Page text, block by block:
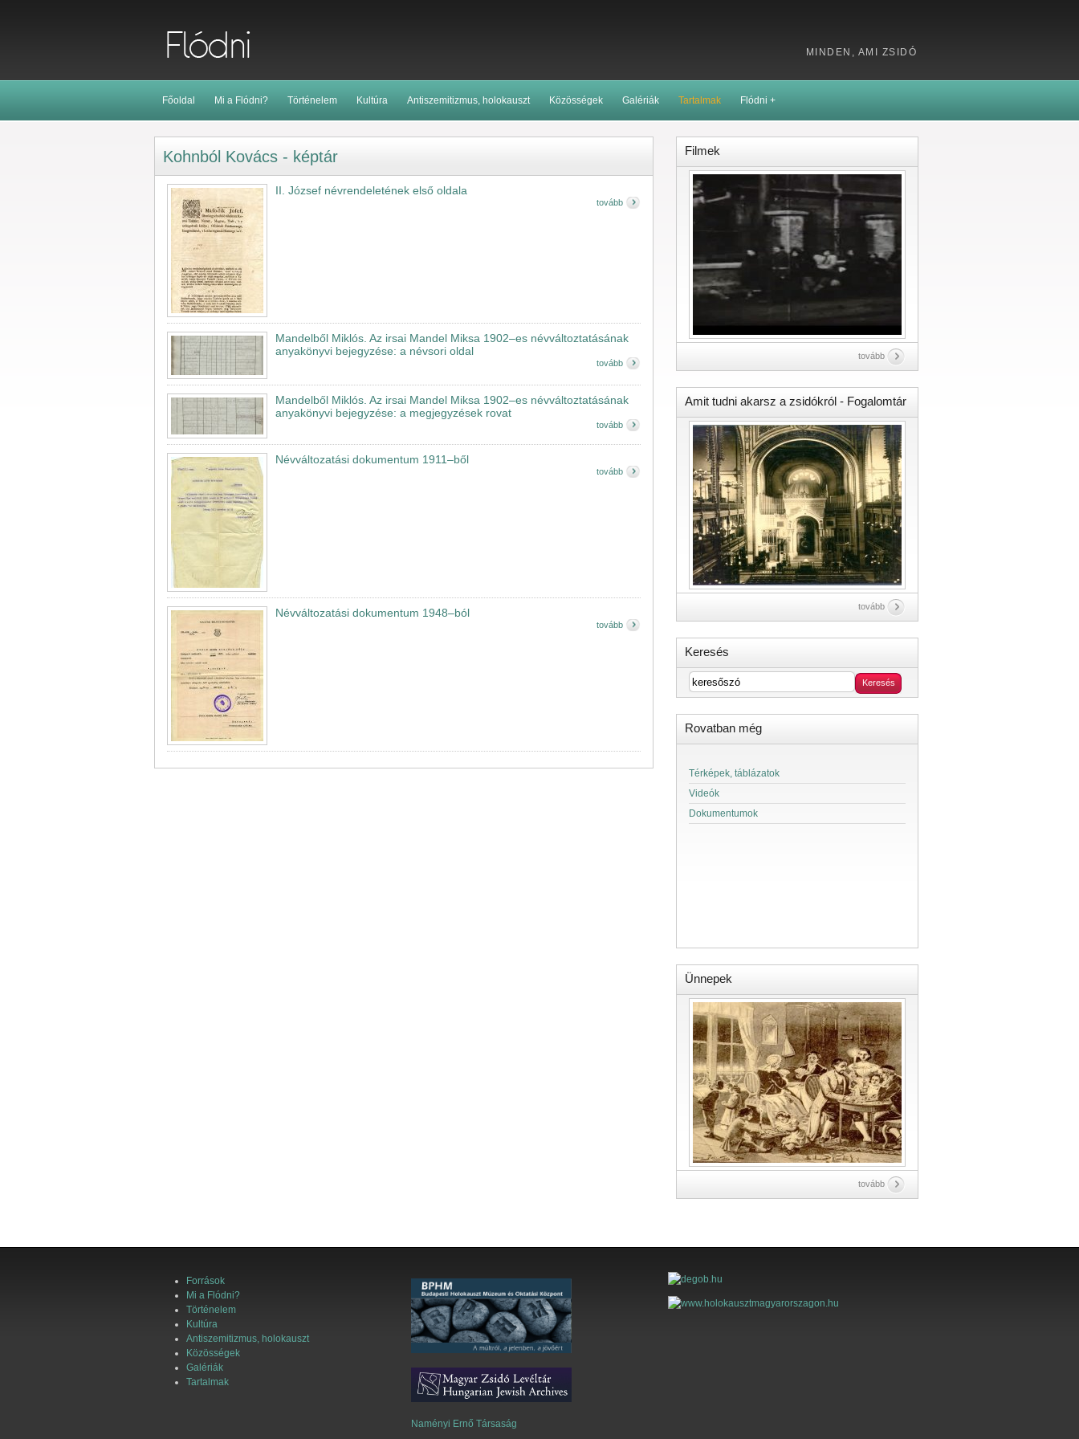
MINDEN, AMI ZSIDÓ
Főoldal Mi a Flódni? Történelem Kultúra Antiszemitizmus, holokauszt Közösségek Galériák Tartalmak Flódni +
Kohnból Kovács - képtár
II. József névrendeletének első oldala
tovább
Mandelből Miklós. Az irsai Mandel Miksa 1902–es névváltoztatásának
anyakönyvi bejegyzése: a névsori oldal
tovább
Mandelből Miklós. Az irsai Mandel Miksa 1902–es névváltoztatásának
anyakönyvi bejegyzése: a megjegyzések rovat
tovább
Névváltozatási dokumentum 1911–ből
tovább
Névváltozatási dokumentum 1948–ból
tovább
Filmek
tovább
Amit tudni akarsz a zsidókról - Fogalomtár
tovább
Keresés
Rovatban még
Térképek, táblázatok
Videók
Dokumentumok
Ünnepek
tovább
Források
Mi a Flódni?
Történelem
Kultúra
Antiszemitizmus, holokauszt
Közösségek
Galériák
Tartalmak
Naményi Ernő Társaság